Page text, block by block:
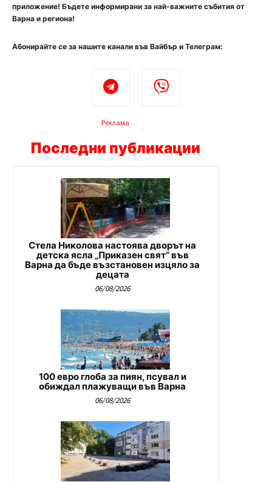
приложение! Бъдете информирани за най-важните събития от
Варна и региона!
Абонирайте се за нашите канали във Вайбър и Телеграм:
Реклама
Последни публикации
Стела Николова настоява дворът на
детска ясла „Приказен свят“ във
Варна да бъде възстановен изцяло за
децата
06/08/2026
100 евро глоба за пиян, псувал и
обиждал плажуващи във Варна
06/08/2026